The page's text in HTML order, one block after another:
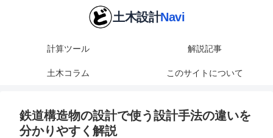
計算ツール 解説記事
土木コラム このサイトについて
鉄道構造物の設計で使う設計手法の違いを
分かりやすく解説